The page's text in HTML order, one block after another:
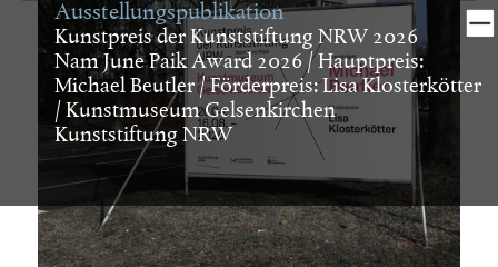
buch
digital
identity
plakat
Ausstellungspublikation
Kunstpreis der Kunststiftung NRW 2026
Nam June Paik Award 2026 / Hauptpreis:
Michael Beutler / Förderpreis: Lisa Klosterkötter
/ Kunstmuseum Gelsenkirchen
Kunststiftung NRW